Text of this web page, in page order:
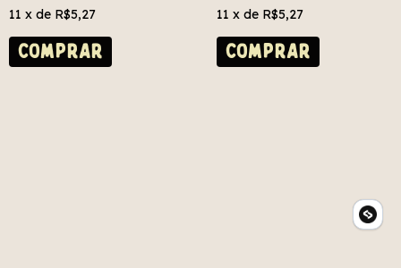
11 x de R$5,27
COMPRAR
11 x de R$5,27
COMPRAR